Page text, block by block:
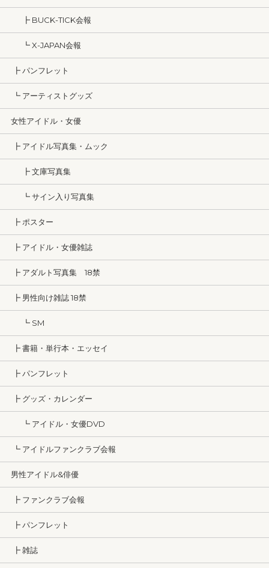
┣ BUCK-TICK会報
┗ X-JAPAN会報
┣ パンフレット
┗ アーティストグッズ
女性アイドル・女優
┣ アイドル写真集・ムック
┣ 文庫写真集
┗ サイン入り写真集
┣ ポスター
┣ アイドル・女優雑誌
┣ アダルト写真集 18禁
┣ 男性向け雑誌 18禁
┗ SM
┣ 書籍・単行本・エッセイ
┣ パンフレット
┣ グッズ・カレンダー
┗ アイドル・女優DVD
┗ アイドルファンクラブ会報
男性アイドル&俳優
┣ ファンクラブ会報
┣ パンフレット
┣ 雑誌